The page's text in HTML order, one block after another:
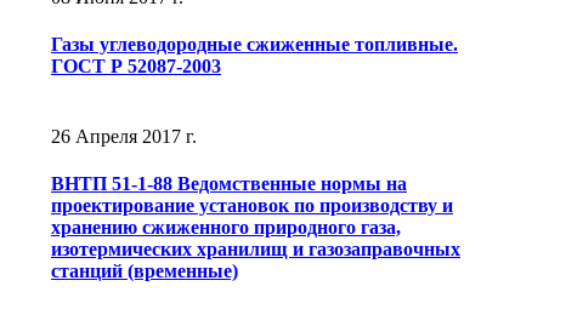
Газы углеводородные сжиженные топливные.
ГОСТ Р 52087-2003
26 Апреля 2017 г.
ВНТП 51-1-88 Ведомственные нормы на
проектирование установок по производству и
хранению сжиженного природного газа,
изотермических хранилищ и газозаправочных
станций (временные)